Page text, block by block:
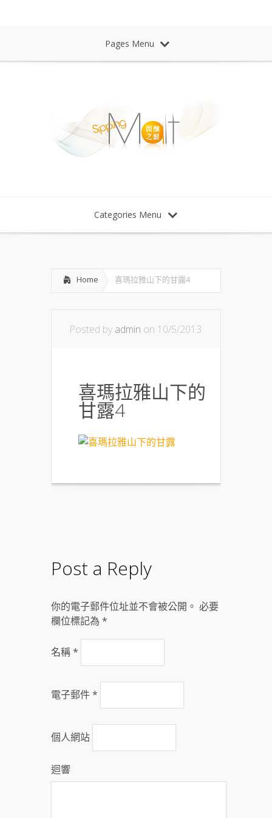
Pages Menu
Categories Menu
Home 喜瑪拉雅山下的甘露4
Posted by admin on 10/5/2013
喜瑪拉雅山下的
甘露4
Post a Reply
你的電子郵件位址並不會被公開。 必要
欄位標記為 *
名稱*
電子郵件*
個人網站
迴響